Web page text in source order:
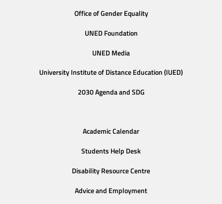
Office of Gender Equality
UNED Foundation
UNED Media
University Institute of Distance Education (IUED)
2030 Agenda and SDG
Academic Calendar
Students Help Desk
Disability Resource Centre
Advice and Employment